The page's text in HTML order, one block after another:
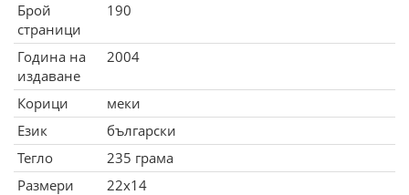
Брой
страници
190
Година на
издаване
2004
Корици
меки
Език
български
Тегло
235 грама
Размери
22x14